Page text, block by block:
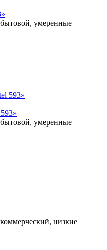
умеренные
умеренные
низкие